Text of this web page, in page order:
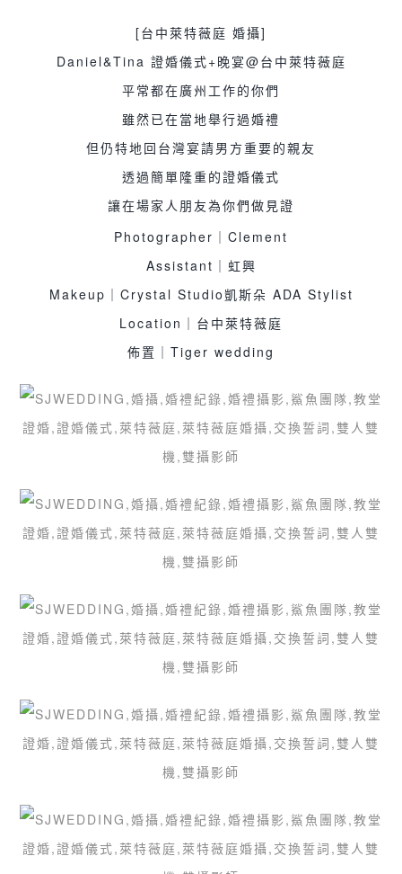
[台中萊特薇庭 婚攝]
Daniel&Tina 證婚儀式+晚宴@台中萊特薇庭
平常都在廣州工作的你們
雖然已在當地舉行過婚禮
但仍特地回台灣宴請男方重要的親友
透過簡單隆重的證婚儀式
讓在場家人朋友為你們做見證
Photographer｜Clement
Assistant｜虹興
Makeup｜Crystal Studio凱斯朵 ADA Stylist
Location｜台中萊特薇庭
佈置｜Tiger wedding